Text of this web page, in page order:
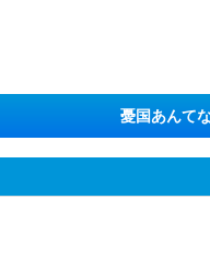
憂国あんて